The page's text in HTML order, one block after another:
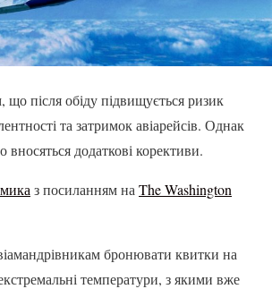
що після обіду підвищується ризик
та затримок авіарейсів. Однак
вносяться додаткові корективи.
з посиланням на The Washington
бронювати квитки на
температури, з якими вже